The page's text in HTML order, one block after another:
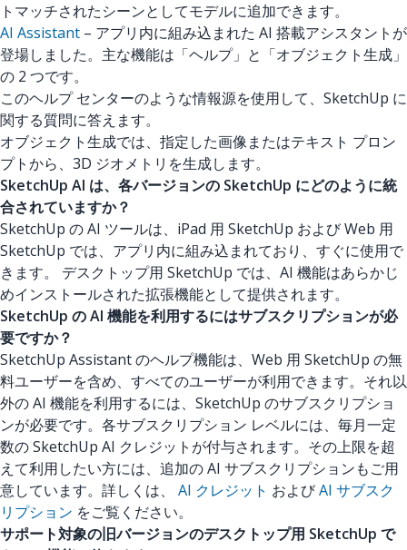
トマッチされたシーンとしてモデルに追加できます。
AI Assistant – アプリ内に組み込まれた AI 搭載アシスタントが
登場しました。主な機能は「ヘルプ」と「オブジェクト生成」
の 2 つです。
このヘルプ センターのような情報源を使用して、SketchUp に
関する質問に答えます。
オブジェクト生成では、指定した画像またはテキスト プロン
プトから、3D ジオメトリを生成します。
SketchUp AI は、各バージョンの SketchUp にどのように統
合されていますか？
SketchUp の AI ツールは、iPad 用 SketchUp および Web 用
SketchUp では、アプリ内に組み込まれており、すぐに使用で
きます。 デスクトップ用 SketchUp では、AI 機能はあらかじ
めインストールされた拡張機能として提供されます。
SketchUp の AI 機能を利用するにはサブスクリプションが必
要ですか？
SketchUp Assistant のヘルプ機能は、Web 用 SketchUp の無
料ユーザーを含め、すべてのユーザーが利用できます。それ以
外の AI 機能を利用するには、SketchUp のサブスクリプショ
ンが必要です。各サブスクリプション レベルには、毎月一定
数の SketchUp AI クレジットが付与されます。その上限を超
えて利用したい方には、追加の AI サブスクリプションもご用
意しています。詳しくは、 AI クレジット およびAI サブスク
リプション をご覧ください。
サポート対象の旧バージョンのデスクトップ用 SketchUp で